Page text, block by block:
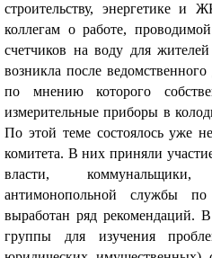
строительству, энергетике и
коллегам о работе,
счетчиков на воду для
возникла после
по мнению которого
измерительные приборы в
По этой теме состоялось уже
комитета. В них приняли
власти, коммунальщики,
антимонопольной службы
выработан ряд рекомендаций.
группы для изучения